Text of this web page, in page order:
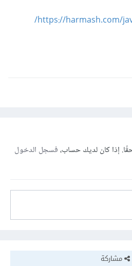
https://harmash.com/
إذا كان لديك حساب،فسجل الدخول
مشاركة